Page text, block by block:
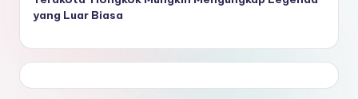
yang Luar Biasa